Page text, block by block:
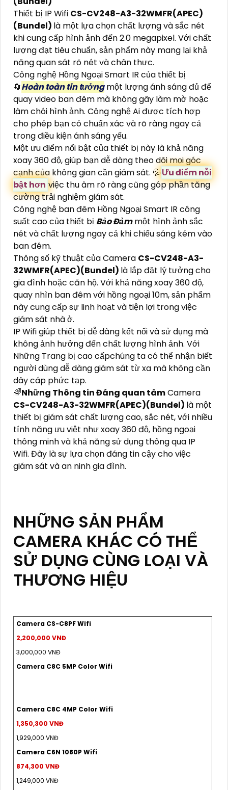
Thiết bị IP Wifi CS-CV248-A3-32WMFR(APEC)
(Bundel) là một lựa chọn chất lượng và sắc nét
khi cung cấp hình ảnh đến 2.0 megapixel. Với chất
lượng đạt tiêu chuẩn, sản phẩm này mang lại khả
năng quan sát rõ nét và chân thực.
Công nghệ Hồng Ngoại Smart IR của thiết bị
🔄Hoàn toàn tin tưởngmột lượng ánh sáng đủ để
quay video ban đêm mà không gây làm mờ hoặc
làm chói hình ảnh. Công nghệ Ai được tích hợp
cho phép bạn có chuẩn xác và rõ ràng ngay cả
trong điều kiện ánh sáng yếu.
Một ưu điểm nổi bật của thiết bị này là khả năng
xoay 360 độ, giúp bạn dễ dàng theo dõi mọi góc
cạnh của không gian cần giám sát. 💦Ưu điểm nỗi
bật hơn việc thu âm rõ ràng cũng góp phần tăng
cường trải nghiệm giám sát.
Công nghệ ban đêm Hồng Ngoại Smart IR công
suất cao của thiết bị Bảo Đảmmột hình ảnh sắc
nét và chất lượng ngay cả khi chiếu sáng kém vào
ban đêm.
Thông số kỹ thuật của Camera CS-CV248-A3-
32WMFR(APEC)(Bundel) là lắp đặt lý tưởng cho
gia đình hoặc căn hộ. Với khả năng xoay 360 độ,
quay nhìn ban đêm với hồng ngoại 10m, sản phẩm
này cung cấp sự linh hoạt và tiện lợi trong việc
giám sát nhà ở.
IP Wifi giúp thiết bị dễ dàng kết nối và sử dụng mà
không ảnh hưởng đến chất lượng hình ảnh. Với
Những Trang bị cao cấpchúng ta có thể nhận biết
người dùng dễ dàng giám sát từ xa mà không cần
dây cáp phức tạp.
🌈Những Thông tin Đáng quan tâmCamera
CS-CV248-A3-32WMFR(APEC)(Bundel) là một
thiết bị giám sát chất lượng cao, sắc nét, với nhiều
tính năng ưu việt như xoay 360 độ, hồng ngoại
thông minh và khả năng sử dụng thông qua IP
Wifi. Đây là sự lựa chọn đáng tin cậy cho việc
giám sát và an ninh gia đình.
NHỮNG SẢN PHẨM
CAMERA KHÁC CÓ THỂ
SỬ DỤNG CÙNG LOẠI VÀ
THƯƠNG HIỆU
Camera CS-C8PF Wifi
2,200,000 VNĐ
3,000,000 VNĐ
Camera C8C 5MP Color Wifi
Camera C8C 4MP Color Wifi
1,350,300 VNĐ
1,929,000 VNĐ
Camera C6N 1080P Wifi
874,300 VNĐ
1,249,000 VNĐ